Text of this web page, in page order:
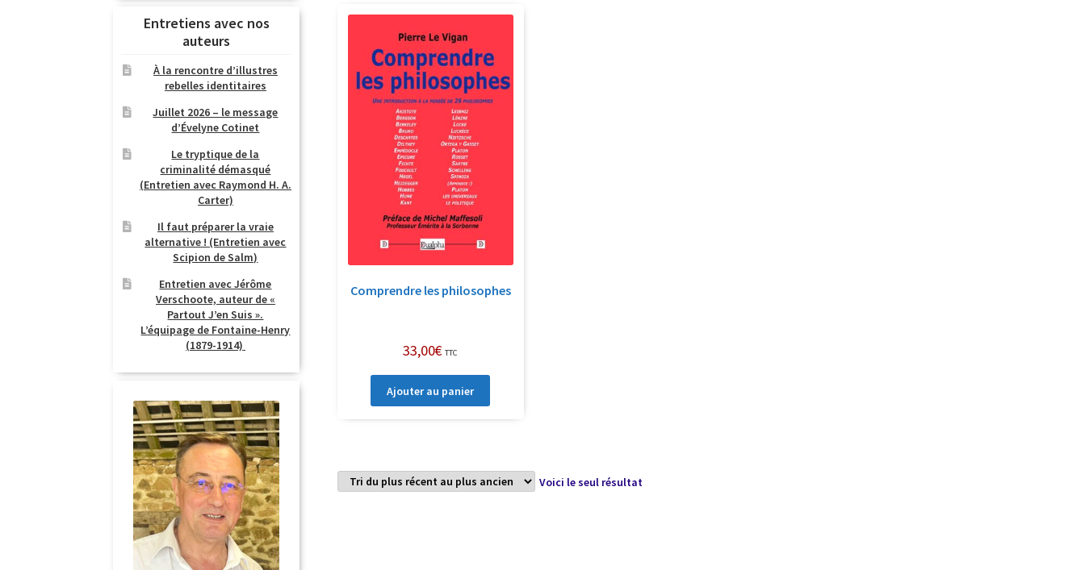
Comprendre les philosophes
33,00€ TTC
Ajouter au panier
Voici le seul résultat
Entretiens avec nos
auteurs
À la rencontre d’illustres
rebelles identitaires
Juillet 2026 – le message
d’Évelyne Cotinet
Le tryptique de la
criminalité démasqué
(Entretien avec Raymond H. A.
Carter)
Il faut préparer la vraie
alternative ! (Entretien avec
Scipion de Salm)
Entretien avec Jérôme
Verschoote, auteur de «
Partout J’en Suis ».
L’équipage de Fontaine-Henry
(1879-1914)